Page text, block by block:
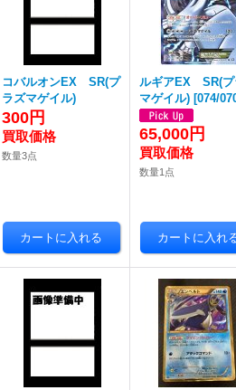
コバルオンEX SR(プ
ラズマゲイル)
300円
数量3点
ルギアEX SR(プ
マゲイル) [074/
65,000円
数量1点